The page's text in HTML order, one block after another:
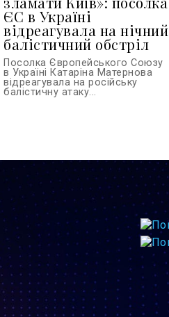
ЄС в Україні
відреагувала на нічний
балістичний обстріл
Посолка Європейського Союзу
в Україні Катаріна Матернова
відреагувала на російську
балістичну атаку...